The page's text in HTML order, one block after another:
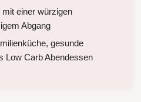
mit einer würzigen
Abgang
gesunde
Low Carb Abendessen